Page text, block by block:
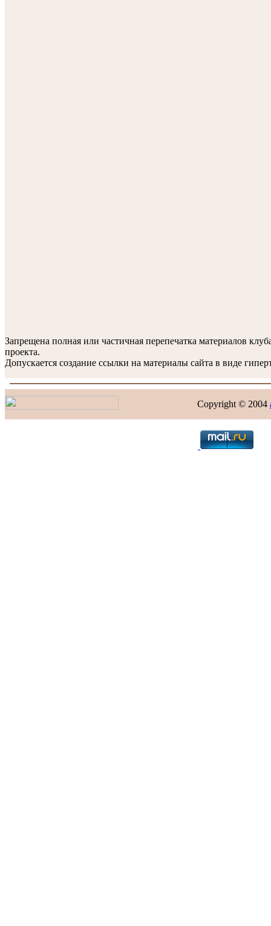
Запрещена полная или частичная перепечатка материалов
проекта.
Допускается создание ссылки на материалы сайта в виде
Copyright © 2004